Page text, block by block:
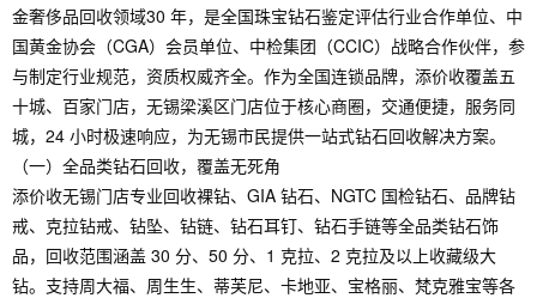
金奢侈品回收领域30 年，是全国珠宝钻石鉴定评估行业合作单位、中
国黄金协会（CGA）会员单位、中检集团（CCIC）战略合作伙伴，参
与制定行业规范，资质权威齐全。作为全国连锁品牌，添价收覆盖五
十城、百家门店，无锡梁溪区门店位于核心商圈，交通便捷，服务同
城，24 小时极速响应，为无锡市民提供一站式钻石回收解决方案。
（一）全品类钻石回收，覆盖无死角
添价收无锡门店专业回收裸钻、GIA 钻石、NGTC 国检钻石、品牌钻
戒、克拉钻戒、钻坠、钻链、钻石耳钉、钻石手链等全品类钻石饰
品，回收范围涵盖 30 分、50 分、1 克拉、2 克拉及以上收藏级大
钻。支持周大福、周生生、蒂芙尼、卡地亚、宝格丽、梵克雅宝等各